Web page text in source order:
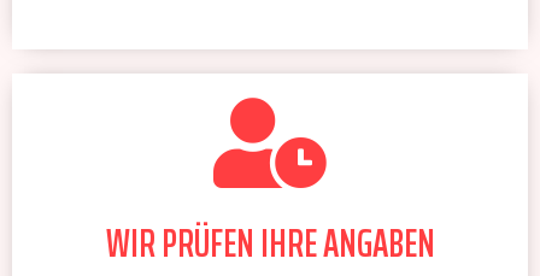
WIR PRÜFEN IHRE ANGABEN